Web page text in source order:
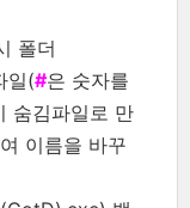
폴더
일(#은 숫자를
숨김파일로 만
이름을 바꾸